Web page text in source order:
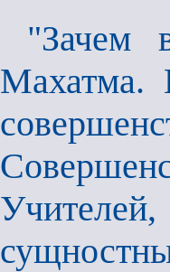
"Зачем
Махатма.